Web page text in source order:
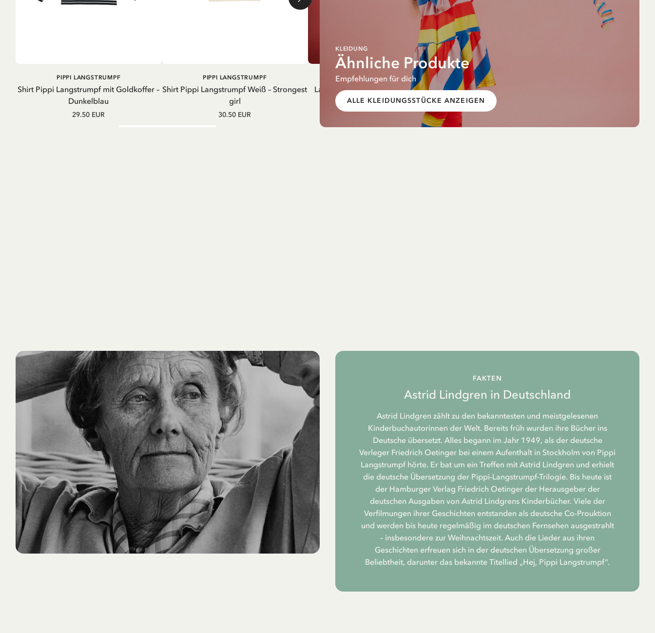
KLEIDUNG
Ähnliche Produkte
Empfehlungen für dich
ALLE KLEIDUNGSSTÜCKE ANZEIGEN
Shirt Pippi Langstrumpf mit Goldkoffer –
Dunkelblau
PIPPI LANGSTRUMPF
29.50 EUR
Shirt Pippi Langstrumpf Weiß – Strongest
girl
PIPPI LANGSTRUMPF
30.50 EUR
IN DEN
WARENKORB
Latzkleid Pippi Langstrumpf Streifen –
Gelb
PIPPI LANGSTRUMPF
FAKTEN
Astrid Lindgren in Deutschland
Astrid Lindgren zählt zu den bekanntesten und meistgelesenen
Kinderbuchautorinnen der Welt. Bereits früh wurden ihre Bücher ins
Deutsche übersetzt. Alles begann im Jahr 1949, als der deutsche
Verleger Friedrich Oetinger bei einem Aufenthalt in Stockholm von Pippi
Langstrumpf hörte. Er bat um ein Treffen mit Astrid Lindgren und erhielt
die deutsche Übersetzung der Pippi-Langstrumpf-Trilogie. Bis heute ist
der Hamburger Verlag Friedrich Oetinger der Herausgeber der
deutschen Ausgaben von Astrid Lindgrens Kinderbücher. Viele der
Verfilmungen ihrer Geschichten entstanden als deutsche Co-Prouktion
und werden bis heute regelmäßig im deutschen Fernsehen ausgestrahlt
– insbesondere zur Weihnachtszeit. Auch die Lieder aus ihren
Geschichten erfreuen sich in der deutschen Übersetzung großer
Beliebtheit, darunter das bekannte Titellied „Hej, Pippi Langstrumpf“.